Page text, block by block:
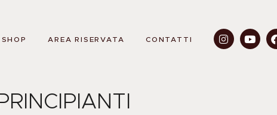
SHOP AREA RISERVATA CONTATTI
CHI SONO
SHOP